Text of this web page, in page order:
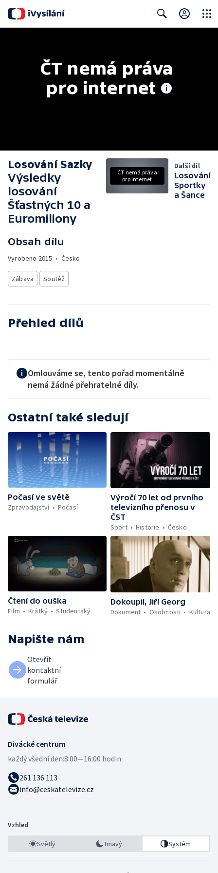
ČT nemá práva
pro internet
Losování Sazky
Výsledky
losování
Šťastných 10 a
Euromiliony
Obsah dílu
Vyrobeno 2015 • Česko
Zábava Soutěž
ČT nemá práva
pro internet
Další díl
Losování
Sportky
a Šance
Přehled dílů
Omlouváme se, tento pořad momentálně
nemá žádné přehratelné díly.
Ostatní také sledují
Počasí ve světě
Zpravodajství
Počasí
Výročí 70 let od prvního
televizního přenosu v
ČST
Sport
Historie Česko
Čtení do ouška
Film
Krátký Studentský
Dokoupil, Jiří Georg
Dokument
Osobnosti Kultura
Napište nám
Otevřít
kontaktní
formulář
Divácké centrum
každý všední den:8:00—16:00 hodin
261 136 113
info@ceskatelevize.cz
Vzhled
Světlý Tmavý Systém